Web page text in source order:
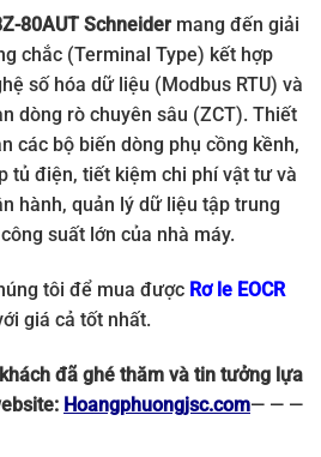
80AUT Schneider mang đến giải
chắc (Terminal Type) kết hợp
số hóa dữ liệu (Modbus RTU) và
dòng rò chuyên sâu (ZCT). Thiết
các bộ biến dòng phụ cồng kềnh,
tủ điện, tiết kiệm chi phí vật tư và
hành, quản lý dữ liệu tập trung
suất lớn của nhà máy.
tôi để mua được Rơ le EOCR
giá cả tốt nhất.
đã ghé thăm và tin tưởng lựa
Hoangphuongjsc.com— — —